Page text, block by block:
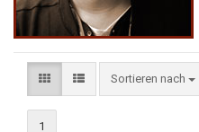
Sortieren nach
1